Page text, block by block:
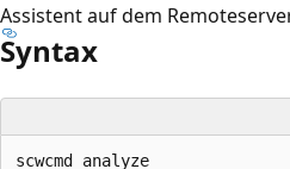
Assistent auf dem
Syntax
scwcmd analyze